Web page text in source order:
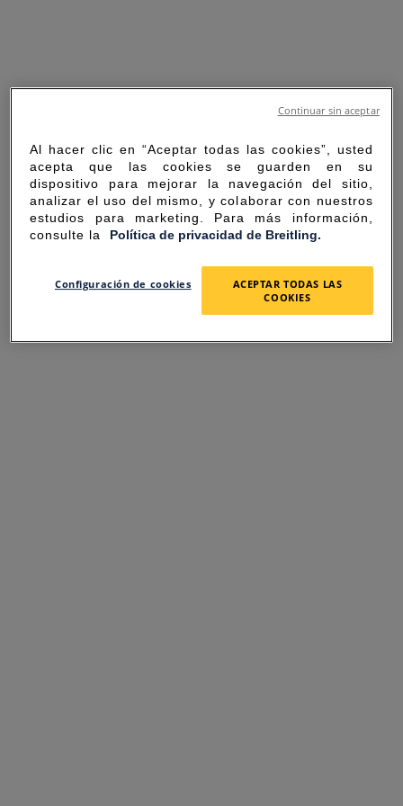
SORRY FOR THE
INCONVENIENCE
Al hacer clic en “Aceptar todas las cookies”, usted
acepta que las cookies se guarden en su
dispositivo para mejorar la navegación del sitio,
analizar el uso del mismo, y colaborar con nuestros
estudios para marketing. Para más información,
consulte la Política de privacidad de Breitling.
Configuración de cookies
ACEPTAR TODAS LAS
COOKIES
Continuar sin aceptar